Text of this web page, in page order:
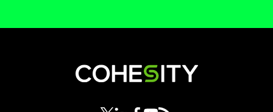
wird in einer neuen Registerkarte
wird in einer neuen Registerkarte
wird in einer neuen
wird in einer neuen
wird in einer neuen